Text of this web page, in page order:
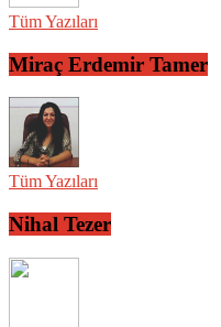
Tüm Yazıları
Miraç Erdemir Tamer
Tüm Yazıları
Nihal Tezer